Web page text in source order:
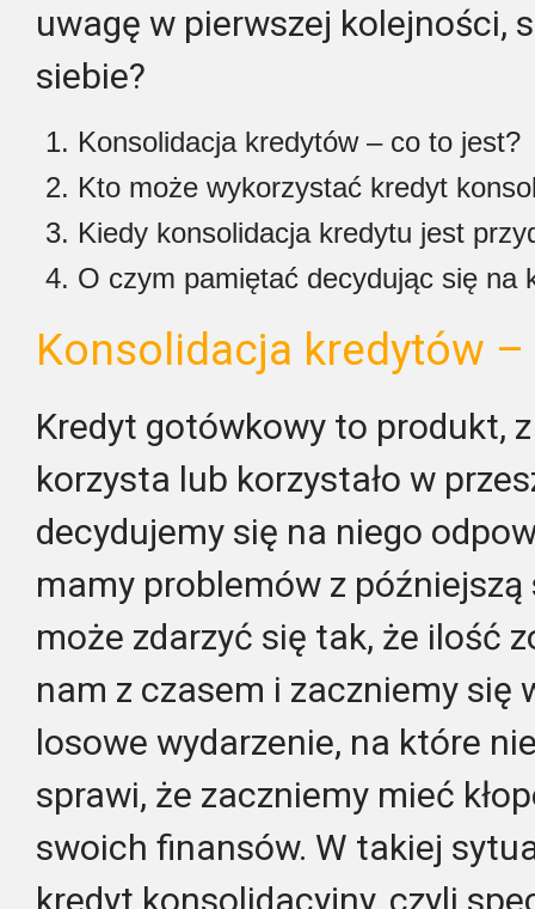
uwagę w pierwszej kolejności,
siebie?
Konsolidacja kredytów – co to jest?
Kto może wykorzystać kredyt
Kiedy konsolidacja kredytu jest
O czym pamiętać decydując się na
Konsolidacja kredytów
Kredyt gotówkowy to produkt,
korzysta lub korzystało w
decydujemy się na niego
mamy problemów z późniejszą
może zdarzyć się tak, że ilość
nam z czasem i zaczniemy się
losowe wydarzenie, na które
sprawi, że zaczniemy mieć
swoich finansów. W takiej
kredyt konsolidacyjny, czyli